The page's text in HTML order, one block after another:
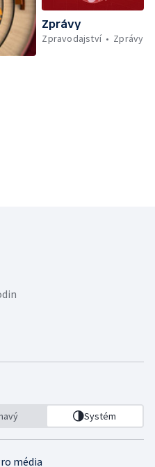
Zprávy
Zpravodajství
Zprávy
Systém
média